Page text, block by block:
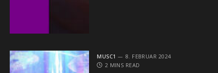
MUSC1
8. FEBRUAR 2024
2 MINS READ